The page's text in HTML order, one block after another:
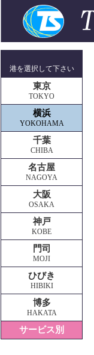
港を選択して下さい
東京
TOKYO
横浜
YOKOHAMA
千葉
CHIBA
名古屋
NAGOYA
大阪
OSAKA
神戸
KOBE
門司
MOJI
ひびき
HIBIKI
博多
HAKATA
サービス別